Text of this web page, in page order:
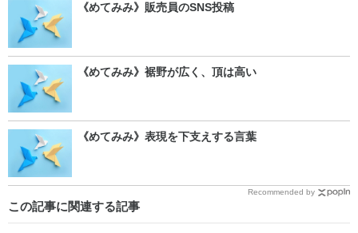
《めてみみ》販売員のSNS投稿
《めてみみ》裾野が広く、頂は高い
《めてみみ》表現を下支えする言葉
Recommended by
この記事に関連する記事